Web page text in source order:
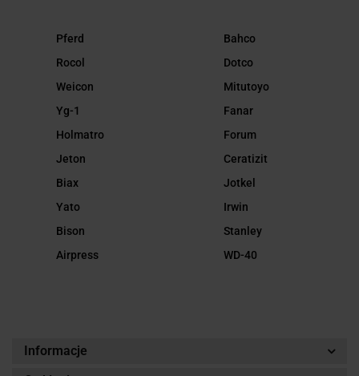
Pferd
Rocol
Weicon
Yg-1
Holmatro
Jeton
Biax
Yato
Bison
Airpress
Bahco
Dotco
Mitutoyo
Fanar
Forum
Ceratizit
Jotkel
Irwin
Stanley
WD-40
Informacje